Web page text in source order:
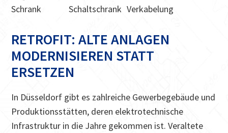
RETROFIT: ALTE ANLAGEN
MODERNISIEREN STATT
ERSETZEN
In Düsseldorf gibt es zahlreiche Gewerbegebäude und
Produktionsstätten, deren elektrotechnische
Infrastruktur in die Jahre gekommen ist. Veraltete